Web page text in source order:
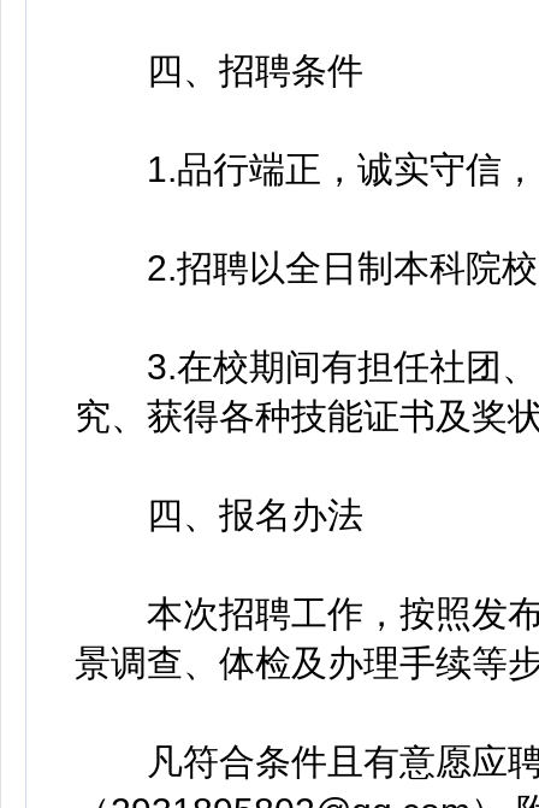
四、招聘条件
1.品行端正，诚实守信，
2.招聘以全日制本科院校
3.在校期间有担任社团、
究、获得各种技能证书及奖
四、报名办法
本次招聘工作，按照发布
景调查、体检及办理手续等
凡符合条件且有意愿应聘